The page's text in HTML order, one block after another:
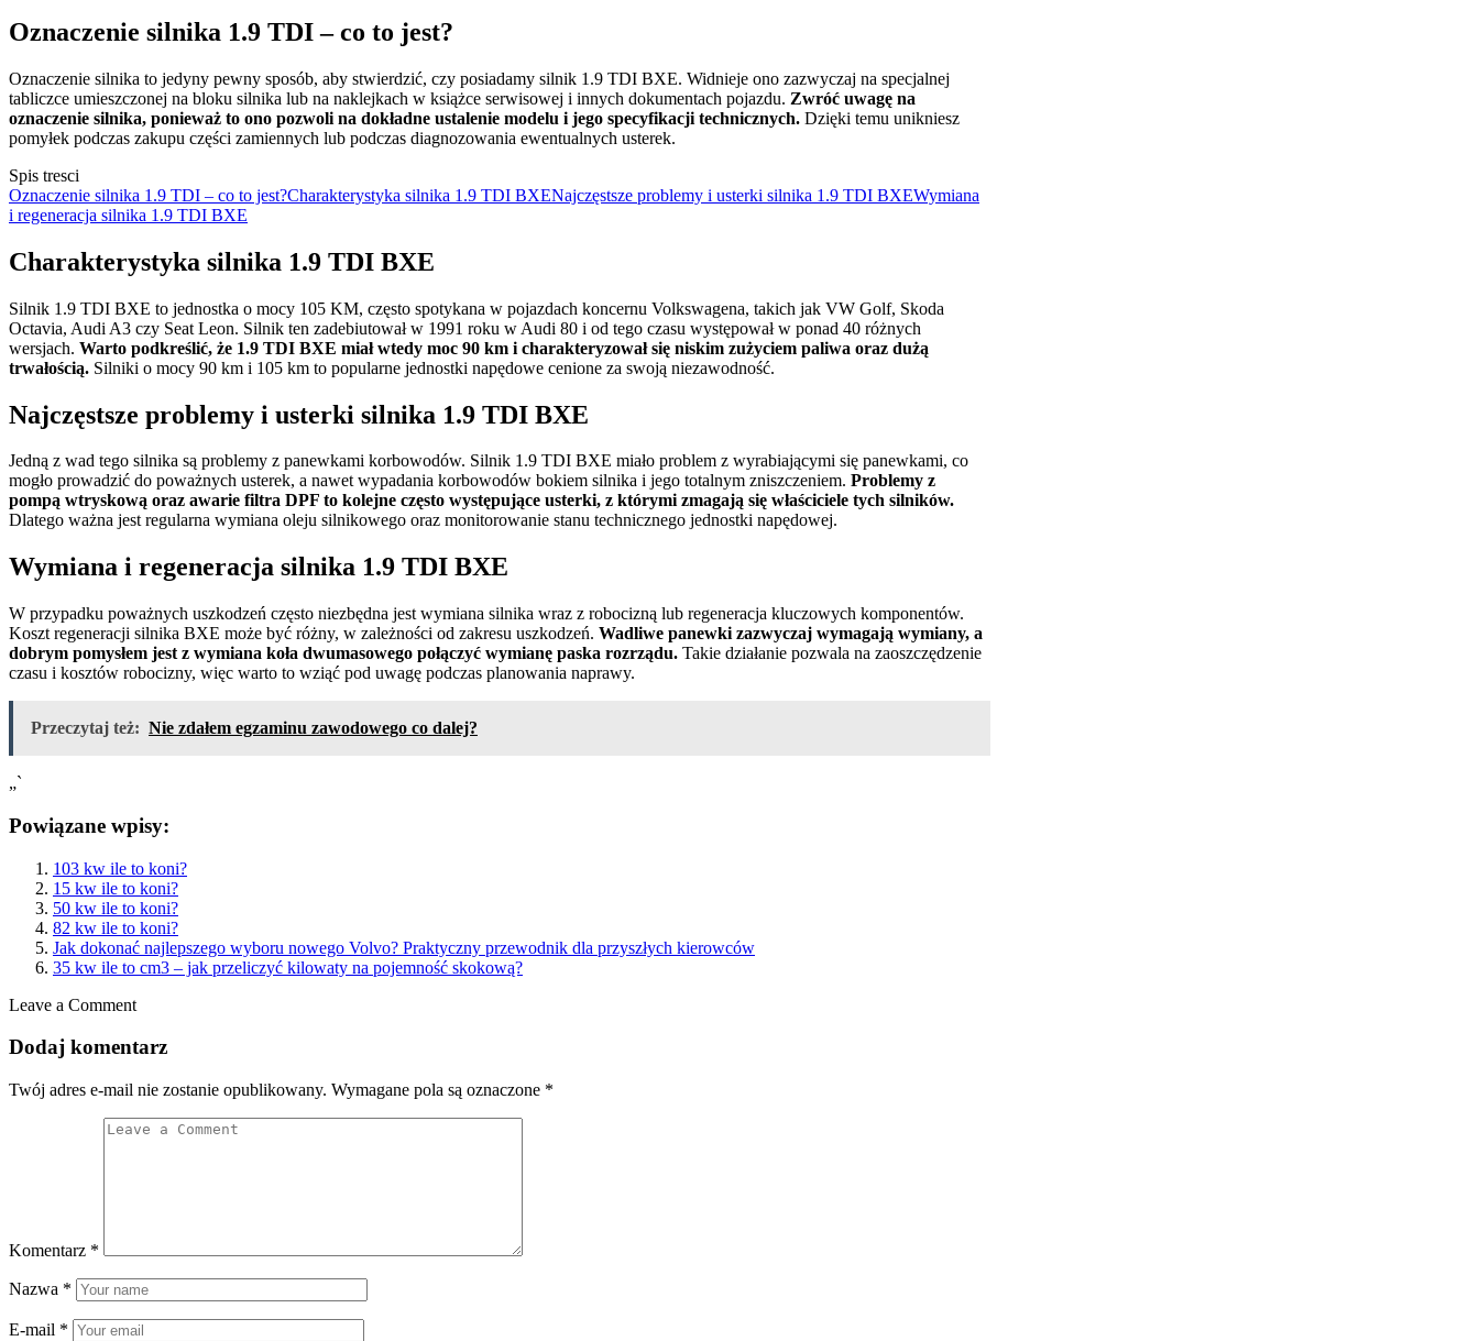
Oznaczenie silnika 1.9 TDI – co to jest?
Oznaczenie silnika to jedyny pewny sposób, aby stwierdzić, czy posiadamy silnik 1.9 TDI BXE. Widnieje ono zazwyczaj na specjalnej
tabliczce umieszczonej na bloku silnika lub na naklejkach w książce serwisowej i innych dokumentach pojazdu. Zwróć uwagę na
oznaczenie silnika, ponieważ to ono pozwoli na dokładne ustalenie modelu i jego specyfikacji technicznych. Dzięki temu unikniesz
pomyłek podczas zakupu części zamiennych lub podczas diagnozowania ewentualnych usterek.
Spis tresci
Oznaczenie silnika 1.9 TDI – co to jest?Charakterystyka silnika 1.9 TDI BXENajczęstsze problemy i usterki silnika 1.9 TDI BXEWymiana
i regeneracja silnika 1.9 TDI BXE
Charakterystyka silnika 1.9 TDI BXE
Silnik 1.9 TDI BXE to jednostka o mocy 105 KM, często spotykana w pojazdach koncernu Volkswagena, takich jak VW Golf, Skoda
Octavia, Audi A3 czy Seat Leon. Silnik ten zadebiutował w 1991 roku w Audi 80 i od tego czasu występował w ponad 40 różnych
wersjach. Warto podkreślić, że 1.9 TDI BXE miał wtedy moc 90 km i charakteryzował się niskim zużyciem paliwa oraz dużą
trwałością. Silniki o mocy 90 km i 105 km to popularne jednostki napędowe cenione za swoją niezawodność.
Najczęstsze problemy i usterki silnika 1.9 TDI BXE
Jedną z wad tego silnika są problemy z panewkami korbowodów. Silnik 1.9 TDI BXE miało problem z wyrabiającymi się panewkami, co
mogło prowadzić do poważnych usterek, a nawet wypadania korbowodów bokiem silnika i jego totalnym zniszczeniem. Problemy z
pompą wtryskową oraz awarie filtra DPF to kolejne często występujące usterki, z którymi zmagają się właściciele tych silników.
Dlatego ważna jest regularna wymiana oleju silnikowego oraz monitorowanie stanu technicznego jednostki napędowej.
Wymiana i regeneracja silnika 1.9 TDI BXE
W przypadku poważnych uszkodzeń często niezbędna jest wymiana silnika wraz z robocizną lub regeneracja kluczowych komponentów.
Koszt regeneracji silnika BXE może być różny, w zależności od zakresu uszkodzeń. Wadliwe panewki zazwyczaj wymagają wymiany, a
dobrym pomysłem jest z wymiana koła dwumasowego połączyć wymianę paska rozrządu. Takie działanie pozwala na zaoszczędzenie
czasu i kosztów robocizny, więc warto to wziąć pod uwagę podczas planowania naprawy.
Przeczytaj też: Nie zdałem egzaminu zawodowego co dalej?
„`
Powiązane wpisy:
103 kw ile to koni?
15 kw ile to koni?
50 kw ile to koni?
82 kw ile to koni?
Jak dokonać najlepszego wyboru nowego Volvo? Praktyczny przewodnik dla przyszłych kierowców
35 kw ile to cm3 – jak przeliczyć kilowaty na pojemność skokową?
Leave a Comment
Dodaj komentarz
Twój adres e-mail nie zostanie opublikowany. Wymagane pola są oznaczone *
Komentarz *
Nazwa *
E-mail *